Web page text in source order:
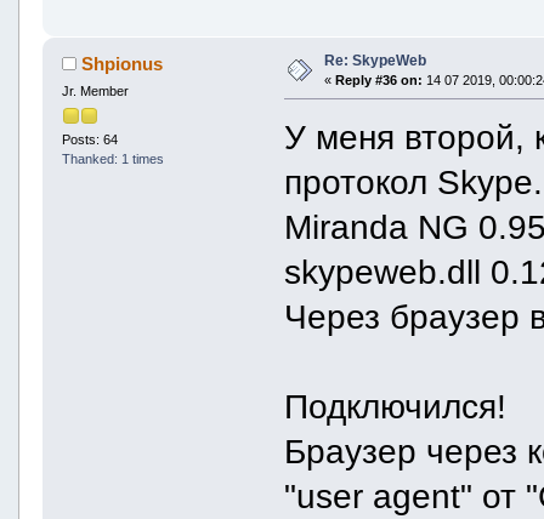
Shpionus
Jr. Member
Posts: 64
Thanked: 1 times
Re: SkypeWeb
« Reply #36 on: 14 07 2019,
У меня второй,
протокол Skype.
Miranda NG
skypeweb.dll
Через браузер
Подключился!
Браузер через
"user agent" от